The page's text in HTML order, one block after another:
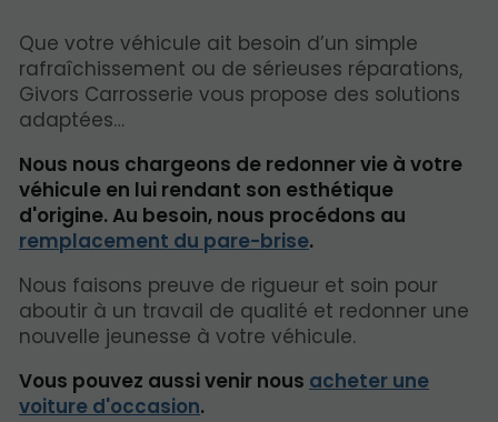
Que votre véhicule ait besoin d’un simple
rafraîchissement ou de sérieuses réparations,
Givors Carrosserie vous propose des solutions
adaptées…
Nous nous chargeons de redonner vie à votre
véhicule en lui rendant son esthétique
d'origine. Au besoin, nous procédons au
remplacement du pare-brise.
Nous faisons preuve de rigueur et soin pour
aboutir à un travail de qualité et redonner une
nouvelle jeunesse à votre véhicule.
Vous pouvez aussi venir nous acheter une
voiture d'occasion.